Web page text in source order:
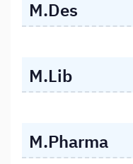
M.Des
M.Lib
M.Pharma